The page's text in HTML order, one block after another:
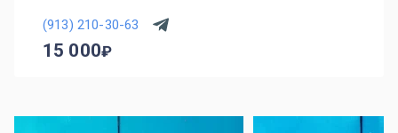
(913) 210-30-63
15 000